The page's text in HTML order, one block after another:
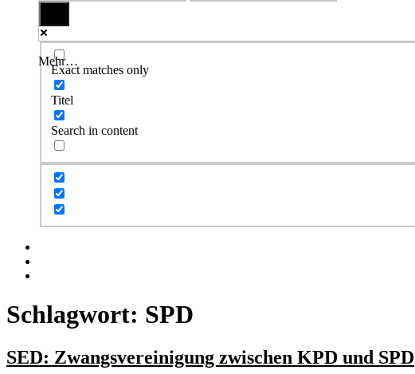
Mehr…
Exact matches only
Titel
Search in content
Schlagwort: SPD
SED: Zwangsvereinigung zwischen KPD und SPD